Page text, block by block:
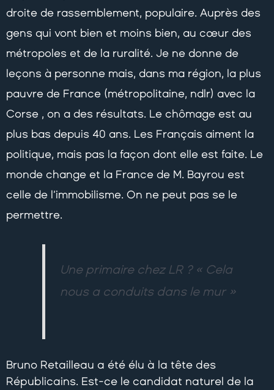
droite de rassemblement, populaire. Auprès des
gens qui vont bien et moins bien, au cœur des
métropoles et de la ruralité. Je ne donne de
leçons à personne mais, dans ma région, la plus
pauvre de France (métropolitaine, ndlr) avec la
Corse , on a des résultats. Le chômage est au
plus bas depuis 40 ans. Les Français aiment la
politique, mais pas la façon dont elle est faite. Le
monde change et la France de M. Bayrou est
celle de l’immobilisme. On ne peut pas se le
permettre.
Une primaire chez LR ? « Cela
nous a conduits dans le mur »
Bruno Retailleau a été élu à la tête des
Républicains. Est-ce le candidat naturel de la